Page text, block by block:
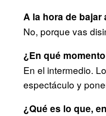
A la hora de bajar
No, porque vas
¿En qué
En el intermedio.
espectáculo y
¿Qué es lo que,